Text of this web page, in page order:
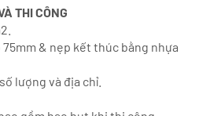
THI CÔNG
& nẹp kết thúc bằng nhựa
lượng và địa chỉ.